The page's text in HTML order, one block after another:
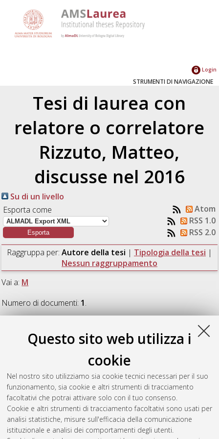
Questo sito web utilizza i
cookie
Nel nostro sito utilizziamo sia cookie tecnici necessari per il suo
funzionamento, sia cookie e altri strumenti di tracciamento
facoltativi che potrai attivare solo con il tuo consenso.
Cookie e altri strumenti di tracciamento facoltativi sono usati per
analisi statistiche, misure sull'efficacia della comunicazione
istituzionale e analisi dei comportamenti degli utenti.
Login
STRUMENTI DI NAVIGAZIONE
Tesi di laurea con
relatore o correlatore
Rizzuto, Matteo,
discusse nel 2016
Su di un livello
Esporta come
Atom
RSS 1.0
RSS 2.0
Raggruppa per: Autore della tesi | Tipologia della tesi |
Nessun raggruppamento
Vai a: M
Numero di documenti: 1.
The effect of poly(lactide)-
and crystallization of double crystalline poly(lactide)/poly(ε-
caprolactone) blends.[Laurea magistrale], Università di
Bologna, Corso di Studio in Chimica industriale [LM-DM270]
Questa lista e' stata generata ilThu Aug 6 04:00:51 2026